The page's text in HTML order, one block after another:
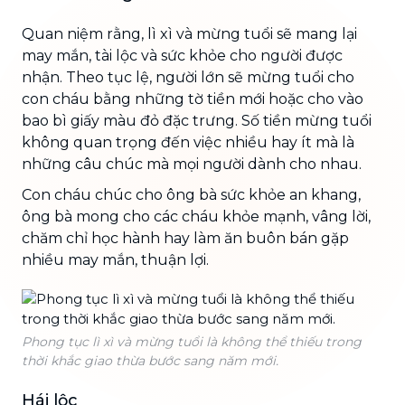
Quan niệm rằng, lì xì và mừng tuổi sẽ mang lại
may mắn, tài lộc và sức khỏe cho người được
nhận. Theo tục lệ, người lớn sẽ mừng tuổi cho
con cháu bằng những tờ tiền mới hoặc cho vào
bao bì giấy màu đỏ đặc trưng. Số tiền mừng tuổi
không quan trọng đến việc nhiều hay ít mà là
những câu chúc mà mọi người dành cho nhau.
Con cháu chúc cho ông bà sức khỏe an khang,
ông bà mong cho các cháu khỏe mạnh, vâng lời,
chăm chỉ học hành hay làm ăn buôn bán gặp
nhiều may mắn, thuận lợi.
Phong tục lì xì và mừng tuổi là không thể thiếu trong
thời khắc giao thừa bước sang năm mới.
Hái lộc